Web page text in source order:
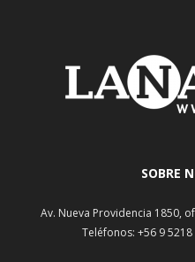
SOBRE
Av. Nueva Providencia 1850,
Teléfonos: +56 9